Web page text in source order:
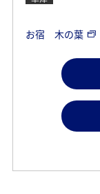
お宿 木の葉